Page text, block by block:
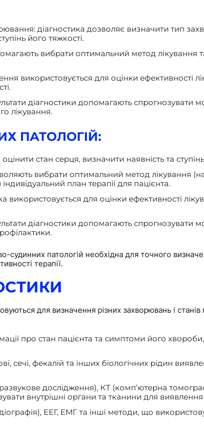
діагностика дозволяє визначити тип
його тяжкості.
вибрати оптимальний метод лікування
використовується для оцінки ефективності
діагностики допомагають спрогнозувати
лікування.
ПАТОЛОГІЙ:
стан серця, визначити наявність та
вибрати оптимальний метод лікування
план терапії для пацієнта.
використовується для оцінки ефективності
діагностики допомагають спрогнозувати
судинних патологій необхідна для точного
терапії.
для визначення різних захворювань і станів
про стан пацієнта та симптоми його
сечі, фекалій та інших біологічних рідин
дослідження), КТ (комп’ютерна
внутрішні органи та тканини для виявлення
ЕЕГ, ЕМГ та інші методи, що